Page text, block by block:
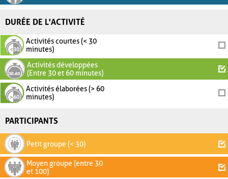
DURÉE DE L'ACTIVITÉ
Activités courtes (< 30
minutes)
Activités développées
(Entre 30 et 60 minutes)
Activités élaborées (> 60
minutes)
PARTICIPANTS
Petit groupe (< 30)
Moyen groupe (entre 30
et 100)